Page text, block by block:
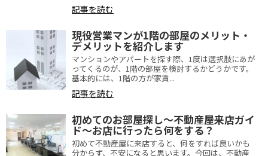
記事を読む
現役営業マンが1階の部屋のメリット・
デメリットを紹介します
マンションやアパートを探す際、1度は選択肢にあが
ってくるのが、1階の部屋を検討するかどうかです。
基本的には、1階の方が家賃...
記事を読む
初めてのお部屋探し～不動産屋来店ガイ
ド～お店に行ったら何をする？
初めて不動産屋に来店すると、何をすれば良いかも
分からず、不安になると思います。今回は、不動産